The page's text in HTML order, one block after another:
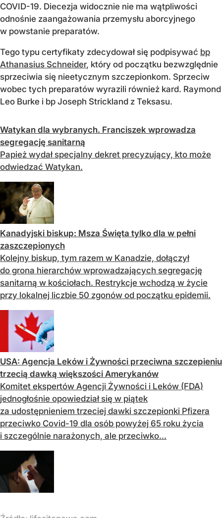
COVID-19. Diecezja widocznie nie ma wątpliwości
odnośnie zaangażowania przemysłu aborcyjnego
w powstanie preparatów.
Tego typu certyfikaty zdecydował się podpisywać bp
Athanasius Schneider, który od początku bezwzględnie
sprzeciwia się nieetycznym szczepionkom. Sprzeciw
wobec tych preparatów wyrazili również kard. Raymond
Leo Burke i bp Joseph Strickland z Teksasu.
Watykan dla wybranych. Franciszek wprowadza
segregację sanitarną
Papież wydał specjalny dekret precyzujący, kto może
odwiedzać Watykan.
Kanadyjski biskup: Msza Święta tylko dla w pełni
zaszczepionych
Kolejny biskup, tym razem w Kanadzie, dołączył
do grona hierarchów wprowadzających segregację
sanitarną w kościołach. Restrykcje wchodzą w życie
przy lokalnej liczbie 50 zgonów od początku epidemii.
USA: Agencja Leków i Żywności przeciwna szczepieniu
trzecią dawką większości Amerykanów
Komitet ekspertów Agencji Żywności i Leków (FDA)
jednogłośnie opowiedział się w piątek
za udostępnieniem trzeciej dawki szczepionki Pfizera
przeciwko Covid-19 dla osób powyżej 65 roku życia
i szczególnie narażonych, ale przeciwko...